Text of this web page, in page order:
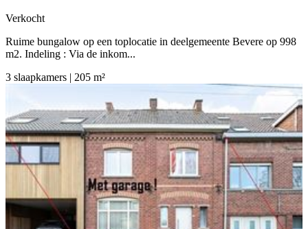
Verkocht
Ruime bungalow op een toplocatie in deelgemeente Bevere op 998
m2. Indeling : Via de inkom...
3 slaapkamers | 205 m²